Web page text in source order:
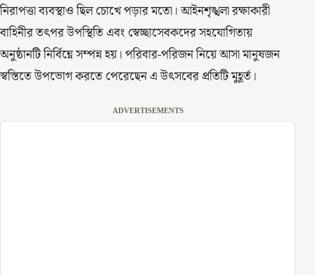
নিরাপত্তা ব্যবস্থাও ছিল চোখে পড়ার মতো। আইনশৃঙ্খলা রক্ষাকারী
বাহিনীর তৎপর উপস্থিতি এবং স্বেচ্ছাসেবকদের সহযোগিতায়
অনুষ্ঠানটি নির্বিঘ্নে সম্পন্ন হয়। পরিবার-পরিজন নিয়ে আসা মানুষজন
স্বস্তিতে উপভোগ করতে পেরেছেন এ উৎসবের প্রতিটি মুহূর্ত।
ADVERTISEMENTS